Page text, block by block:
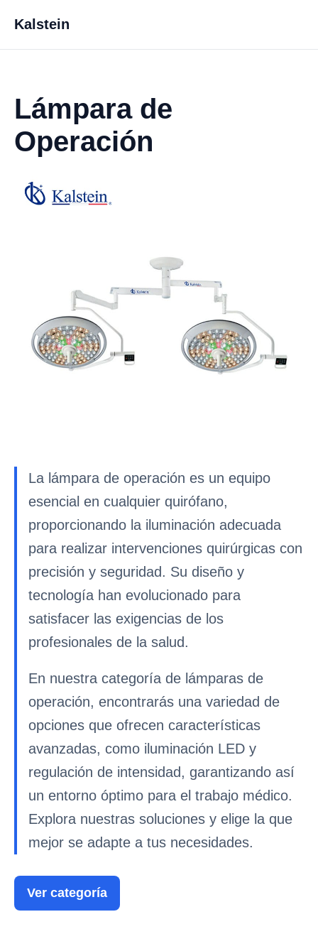
Kalstein
Lámpara de
Operación
La lámpara de operación es un equipo
esencial en cualquier quirófano,
proporcionando la iluminación adecuada
para realizar intervenciones quirúrgicas con
precisión y seguridad. Su diseño y
tecnología han evolucionado para
satisfacer las exigencias de los
profesionales de la salud.
En nuestra categoría de lámparas de
operación, encontrarás una variedad de
opciones que ofrecen características
avanzadas, como iluminación LED y
regulación de intensidad, garantizando así
un entorno óptimo para el trabajo médico.
Explora nuestras soluciones y elige la que
mejor se adapte a tus necesidades.
Ver categoría